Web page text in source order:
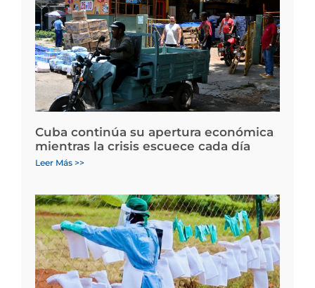
Cuba continúa su apertura económica
mientras la crisis escuece cada día
Leer Más >>